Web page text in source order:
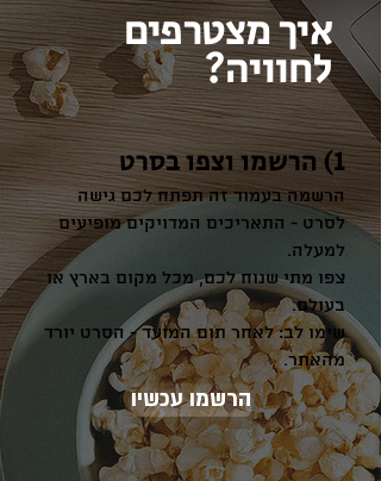
איך מצטרפים
לחוויה?
1) הרשמו וצפו בסרט
הרשמה בעמוד זה תפתח לכם גישה
לסרט - התאריכים המדויקים מופיעים
למעלה.
צפו מתי שנוח לכם, מכל מקום בארץ או
בעולם.
שימו לב: לאחר תום המועד - הסרט יורד
מהאתר.
הרשמו עכשיו